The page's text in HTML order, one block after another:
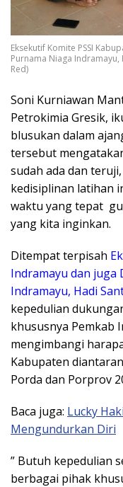
Eksekutif Komite PSSI
Purnama Niaga Indramayu,
Red)
Soni Kurniawan
Petrokimia Gresik,
blusukan dalam
tersebut
sudah ada dan
kedisiplinan latihan
waktu yang tepat
yang kita inginkan.
Ditempat terpisah
Indramayu dan juga
Indramayu, Hadi
kepedulian
khususnya Pemkab
mengimbangi
Kabupaten
Porda dan Porprov
Baca juga: Lucky
Mengundurkan Diri
” Butuh kepedulian
berbagai pihak